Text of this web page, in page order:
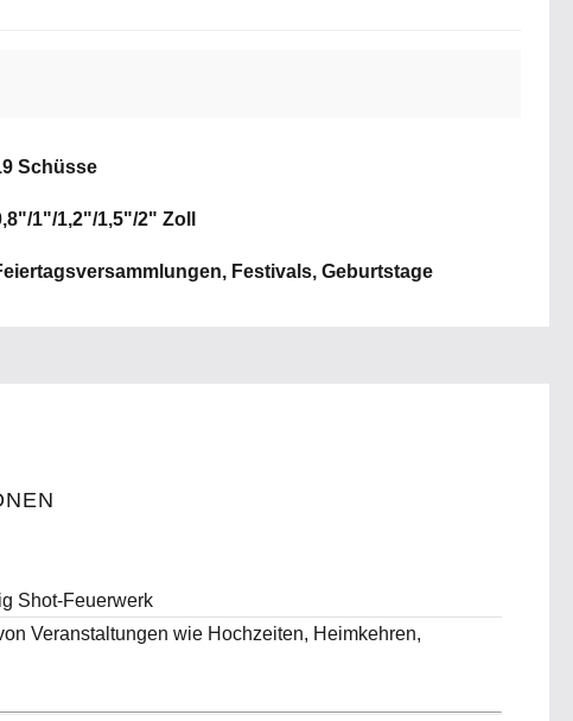
Schüsse
1"/1,2"/1,5"/2" Zoll
Festivals, Geburtstage
Shot-Feuerwerk
Veranstaltungen wie Hochzeiten, Heimkehren,